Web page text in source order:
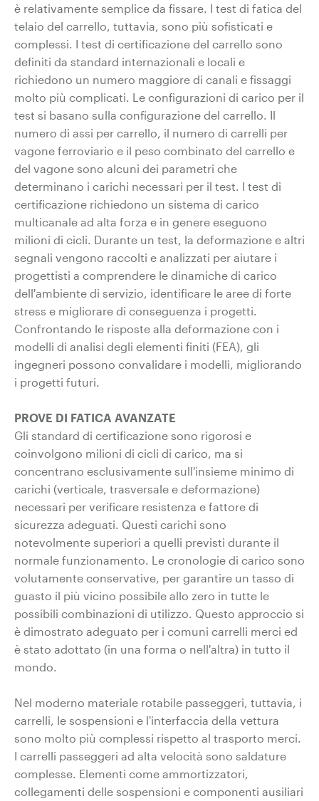
è relativamente semplice da fissare. I test di fatica del
telaio del carrello, tuttavia, sono più sofisticati e
complessi. I test di certificazione del carrello sono
definiti da standard internazionali e locali e
richiedono un numero maggiore di canali e fissaggi
molto più complicati. Le configurazioni di carico per il
test si basano sulla configurazione del carrello. Il
numero di assi per carrello, il numero di carrelli per
vagone ferroviario e il peso combinato del carrello e
del vagone sono alcuni dei parametri che
determinano i carichi necessari per il test. I test di
certificazione richiedono un sistema di carico
multicanale ad alta forza e in genere eseguono
milioni di cicli. Durante un test, la deformazione e altri
segnali vengono raccolti e analizzati per aiutare i
progettisti a comprendere le dinamiche di carico
dell'ambiente di servizio, identificare le aree di forte
stress e migliorare di conseguenza i progetti.
Confrontando le risposte alla deformazione con i
modelli di analisi degli elementi finiti (FEA), gli
ingegneri possono convalidare i modelli, migliorando
i progetti futuri.
PROVE DI FATICA AVANZATE
Gli standard di certificazione sono rigorosi e
coinvolgono milioni di cicli di carico, ma si
concentrano esclusivamente sull'insieme minimo di
carichi (verticale, trasversale e deformazione)
necessari per verificare resistenza e fattore di
sicurezza adeguati. Questi carichi sono
notevolmente superiori a quelli previsti durante il
normale funzionamento. Le cronologie di carico sono
volutamente conservative, per garantire un tasso di
guasto il più vicino possibile allo zero in tutte le
possibili combinazioni di utilizzo. Questo approccio si
è dimostrato adeguato per i comuni carrelli merci ed
è stato adottato (in una forma o nell'altra) in tutto il
mondo.
Nel moderno materiale rotabile passeggeri, tuttavia, i
carrelli, le sospensioni e l'interfaccia della vettura
sono molto più complessi rispetto al trasporto merci.
I carrelli passeggeri ad alta velocità sono saldature
complesse. Elementi come ammortizzatori,
collegamenti delle sospensioni e componenti ausiliari